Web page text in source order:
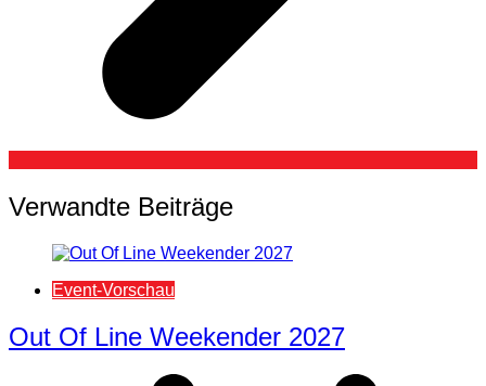
Verwandte Beiträge
Event-Vorschau
Out Of Line Weekender 2027